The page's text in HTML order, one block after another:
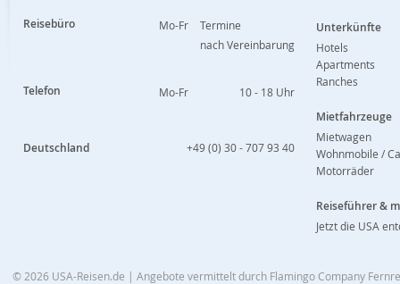
Reisebüro Mo-Fr
Termine
nach Vereinbarung
Telefon Mo-Fr 10 - 18 Uhr
Deutschland +49 (0) 30 - 707 93 40
Unterkünfte
Hotels
Apartments
Ranches
Mietfahrzeuge
Mietwagen
Wohnmobile /
Motorräder
Reiseführer &
Jetzt die USA
© 2026 USA-Reisen.de | Angebote vermittelt durch Flamingo Company